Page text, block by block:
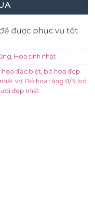
được phục vụ tốt
Hoa sinh nhật
hoa đặc biệt bó hoa đẹp
vợ Bó hoa tặng 8/3 bó
đẹp nhất